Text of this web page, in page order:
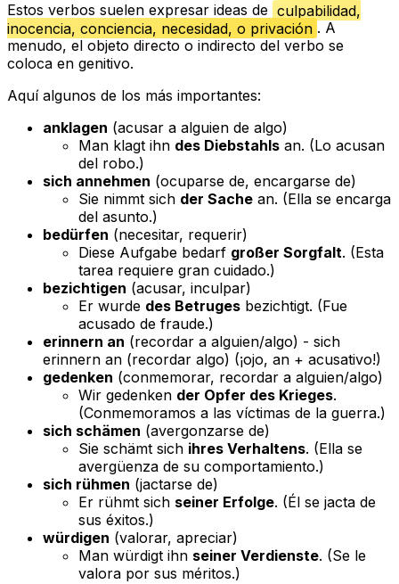
Estos verbos suelen expresar ideas de culpabilidad,
inocencia, conciencia, necesidad, o privación . A
menudo, el objeto directo o indirecto del verbo se
coloca en genitivo.
Aquí algunos de los más importantes:
anklagen (acusar a alguien de algo)
Man klagt ihn des Diebstahls an. (Lo acusan
del robo.)
sich annehmen (ocuparse de, encargarse de)
Sie nimmt sich der Sache an. (Ella se encarga
del asunto.)
bedürfen (necesitar, requerir)
Diese Aufgabe bedarf großer Sorgfalt. (Esta
tarea requiere gran cuidado.)
bezichtigen (acusar, inculpar)
Er wurde des Betruges bezichtigt. (Fue
acusado de fraude.)
erinnern an (recordar a alguien/algo) - sich
erinnern an (recordar algo) (¡ojo, an + acusativo!)
gedenken (conmemorar, recordar a alguien/algo)
Wir gedenken der Opfer des Krieges.
(Conmemoramos a las víctimas de la guerra.)
sich schämen (avergonzarse de)
Sie schämt sich ihres Verhaltens. (Ella se
avergüenza de su comportamiento.)
sich rühmen (jactarse de)
Er rühmt sich seiner Erfolge. (Él se jacta de
sus éxitos.)
würdigen (valorar, apreciar)
Man würdigt ihn seiner Verdienste. (Se le
valora por sus méritos.)